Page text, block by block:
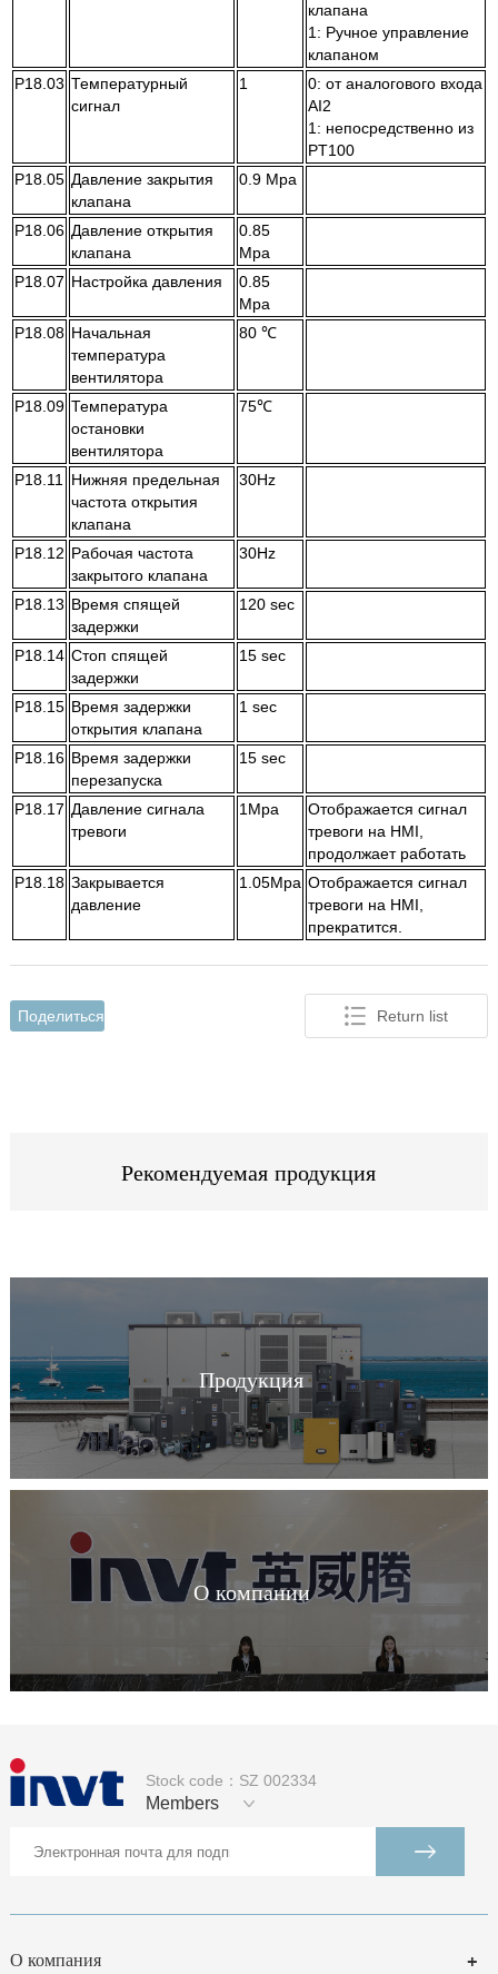
клапана
1: Ручное управление
клапаном
P18.03 Температурный
сигнал
1
0: от аналогового входа
AI2
1: непосредственно из
PT100
P18.05 Давление закрытия
клапана
0.9 Mpa
P18.06 Давление открытия
клапана
0.85
Mpa
P18.07 Настройка давления
0.85
Mpa
P18.08 Начальная
температура
вентилятора
80 ℃
P18.09 Температура
остановки
вентилятора
75℃
P18.11
Нижняя предельная
частота открытия
клапана
30Hz
P18.12 Рабочая частота
закрытого клапана
30Hz
P18.13 Время спящей
задержки
120 sec
P18.14 Стоп спящей
задержки
15 sec
P18.15 Время задержки
открытия клапана
1 sec
P18.16 Время задержки
перезапуска
15 sec
P18.17 Давление сигнала
тревоги
1Mpa
Отображается сигнал
тревоги на HMI,
продолжает работать
P18.18 Закрывается
давление
1.05Mpa Отображается сигнал
тревоги на HMI,
прекратится.
Поделиться Return list
Рекомендуемая продукция
Продукция
О компании
Stock code：SZ 002334
Members
О компания +